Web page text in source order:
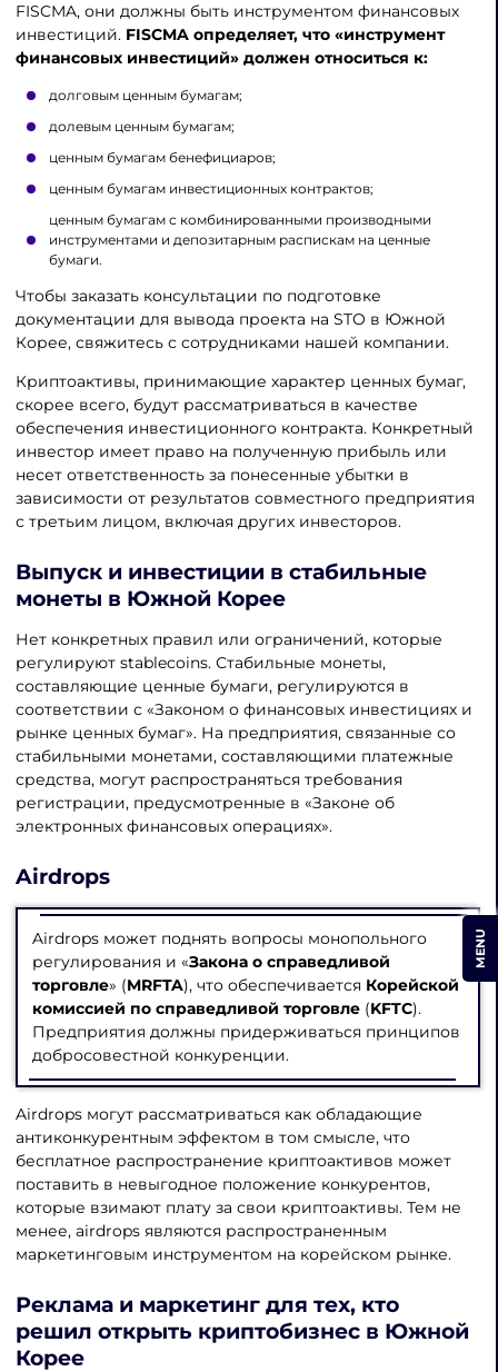
FISCMA, они должны быть инструментом финансовых
инвестиций. FISCMA определяет, что «инструмент
финансовых инвестиций» должен относиться к:
долговым ценным бумагам;
долевым ценным бумагам;
ценным бумагам бенефициаров;
ценным бумагам инвестиционных контрактов;
ценным бумагам с комбинированными производными
инструментами и депозитарным распискам на ценные
бумаги.
Чтобы заказать консультации по подготовке
документации для вывода проекта на STO в Южной
Корее, свяжитесь с сотрудниками нашей компании.
Криптоактивы, принимающие характер ценных бумаг,
скорее всего, будут рассматриваться в качестве
обеспечения инвестиционного контракта. Конкретный
инвестор имеет право на полученную прибыль или
несет ответственность за понесенные убытки в
зависимости от результатов совместного предприятия
с третьим лицом, включая других инвесторов.
Выпуск и инвестиции в стабильные
монеты в Южной Корее
Нет конкретных правил или ограничений, которые
регулируют stablecoins. Стабильные монеты,
составляющие ценные бумаги, регулируются в
соответствии с «Законом о финансовых инвестициях и
рынке ценных бумаг». На предприятия, связанные со
стабильными монетами, составляющими платежные
средства, могут распространяться требования
регистрации, предусмотренные в «Законе об
электронных финансовых операциях».
Airdrops
Airdrops может поднять вопросы монопольного
регулирования и «Закона о справедливой
торговле» (MRFTA), что обеспечивается Корейской
комиссией по справедливой торговле (KFTC).
Предприятия должны придерживаться принципов
добросовестной конкуренции.
Airdrops могут рассматриваться как обладающие
антиконкурентным эффектом в том смысле, что
бесплатное распространение криптоактивов может
поставить в невыгодное положение конкурентов,
которые взимают плату за свои криптоактивы. Тем не
менее, airdrops являются распространенным
маркетинговым инструментом на корейском рынке.
Реклама и маркетинг для тех, кто
решил открыть криптобизнес в Южной
Корее
MENU